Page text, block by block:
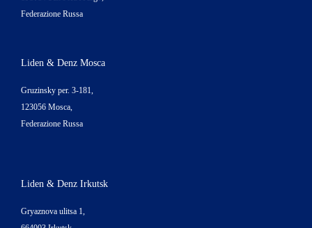
Federazione Russa
Liden & Denz Mosca
Gruzinsky per. 3-181,
123056 Mosca,
Federazione Russa
Liden & Denz Irkutsk
Gryaznova ulitsa 1,